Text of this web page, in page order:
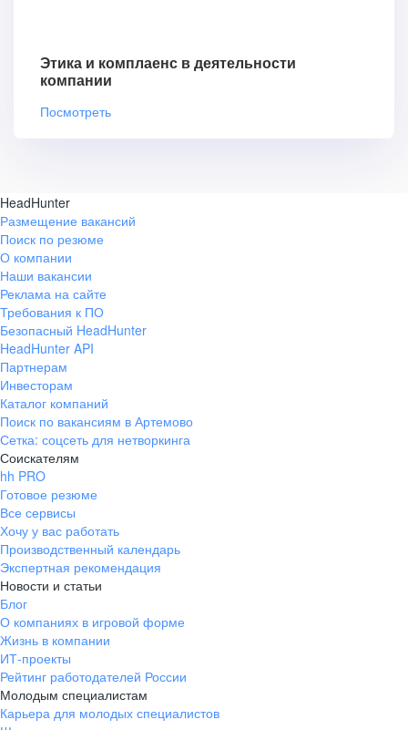
Этика и комплаенс в деятельности
компании
Посмотреть
HeadHunter
Размещение вакансий
Поиск по резюме
О компании
Наши вакансии
Реклама на сайте
Требования к ПО
Безопасный HeadHunter
HeadHunter API
Партнерам
Инвесторам
Каталог компаний
Поиск по вакансиям в Артемово
Сетка: соцсеть для нетворкинга
Соискателям
hh PRO
Готовое резюме
Все сервисы
Хочу у вас работать
Производственный календарь
Экспертная рекомендация
Новости и статьи
Блог
О компаниях в игровой форме
Жизнь в компании
ИТ-проекты
Рейтинг работодателей России
Молодым специалистам
Карьера для молодых специалистов